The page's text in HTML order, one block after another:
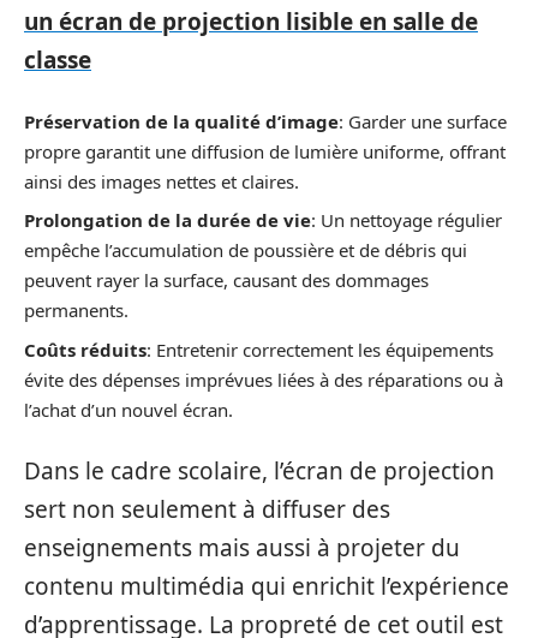
un écran de projection lisible en salle de
classe
Préservation de la qualité d’image: Garder une surface
propre garantit une diffusion de lumière uniforme, offrant
ainsi des images nettes et claires.
Prolongation de la durée de vie: Un nettoyage régulier
empêche l’accumulation de poussière et de débris qui
peuvent rayer la surface, causant des dommages
permanents.
Coûts réduits: Entretenir correctement les équipements
évite des dépenses imprévues liées à des réparations ou à
l’achat d’un nouvel écran.
Dans le cadre scolaire, l’écran de projection
sert non seulement à diffuser des
enseignements mais aussi à projeter du
contenu multimédia qui enrichit l’expérience
d’apprentissage. La propreté de cet outil est